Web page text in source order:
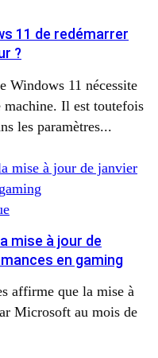
11 de redémarrer
?
Windows 11 nécessite
machine. Il est toutefois
les paramètres...
mise à jour de
en gaming
affirme que la mise à
Microsoft au mois de